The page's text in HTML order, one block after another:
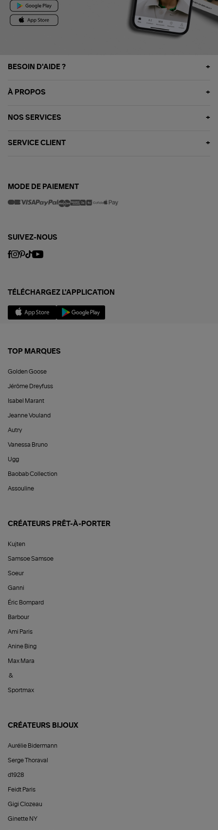
BESOIN D'AIDE ?
À PROPOS
NOS SERVICES
SERVICE CLIENT
MODE DE PAIEMENT
SUIVEZ-NOUS
TÉLÉCHARGEZ L'APPLICATION
TOP MARQUES
Golden Goose
Jérôme Dreyfuss
Isabel Marant
Jeanne Vouland
Autry
Vanessa Bruno
Ugg
Baobab Collection
Assouline
CRÉATEURS PRÊT-À-PORTER
Kujten
Samsoe Samsoe
Soeur
Ganni
Éric Bompard
Barbour
Ami Paris
Anine Bing
Max Mara
&
Sportmax
CRÉATEURS BIJOUX
Aurélie Bidermann
Serge Thoraval
d1928
Feidt Paris
Gigi Clozeau
Ginette NY